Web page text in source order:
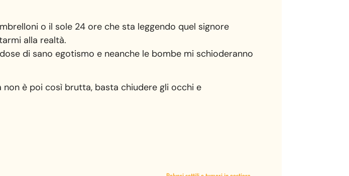
o il sole 24 ore che sta leggendo quel signore
alla realtà.
di sano egotismo e neanche le bombe mi schioderanno
è poi così brutta, basta chiudere gli occhi e